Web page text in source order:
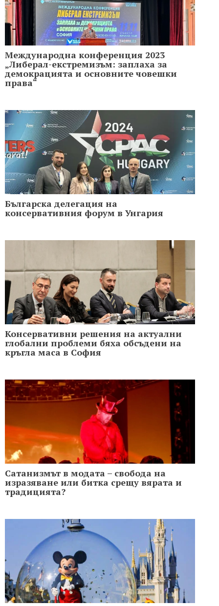
Международна конференция 2023
„Либерал-екстремизъм: заплаха за
демокрацията и основните човешки
права“
Българска делегация на
консервативния форум в Унгария
Консервативни решения на актуални
глобални проблеми бяха обсъдени на
кръгла маса в София
Сатанизмът в модата – свобода на
изразяване или битка срещу вярата и
традицията?